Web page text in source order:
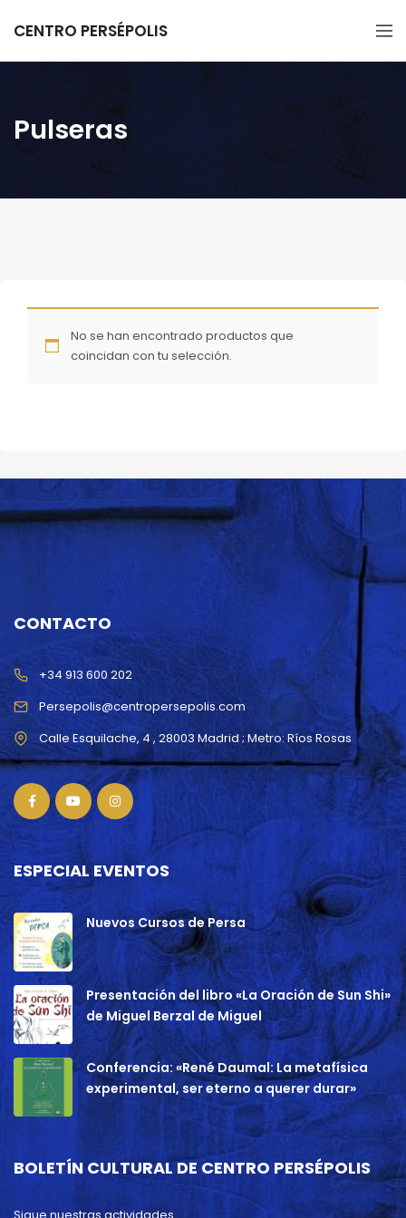
CENTRO PERSÉPOLIS
Pulseras
No se han encontrado productos que
coincidan con tu selección.
CONTACTO
Persepolis@centropersepolis.com
+34 913 600 202
ESPECIAL EVENTOS
Nuevos Cursos de Persa
Presentación del libro «La Oración de Sun Shi»
de Miguel Berzal de Miguel
Conferencia: «René Daumal: La metafísica
experimental, ser eterno a querer durar»
BOLETÍN CULTURAL DE CENTRO PERSÉPOLIS